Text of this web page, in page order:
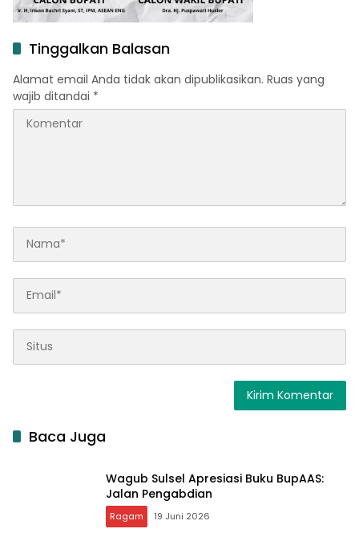
Tinggalkan Balasan
Alamat email Anda tidak akan dipublikasikan. Ruas yang
wajib ditandai *
Baca Juga
Wagub Sulsel Apresiasi Buku BupAAS:
Jalan Pengabdian
Ragam 19 Juni 2026